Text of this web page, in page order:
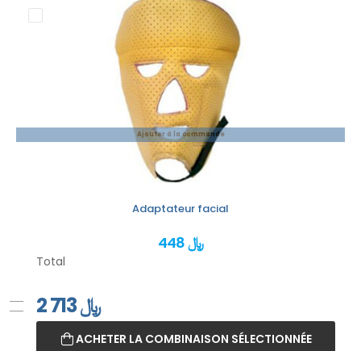
Ajouter à la commande
Adaptateur facial
448 ﷼
Total
2 713﷼
ACHETER LA COMBINAISON SÉLECTIONNÉE